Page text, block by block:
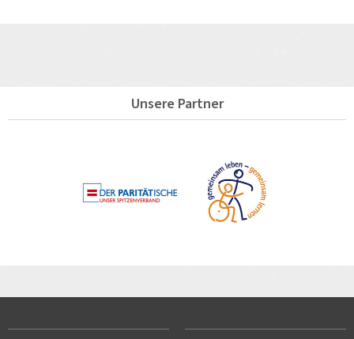
Unsere Partner